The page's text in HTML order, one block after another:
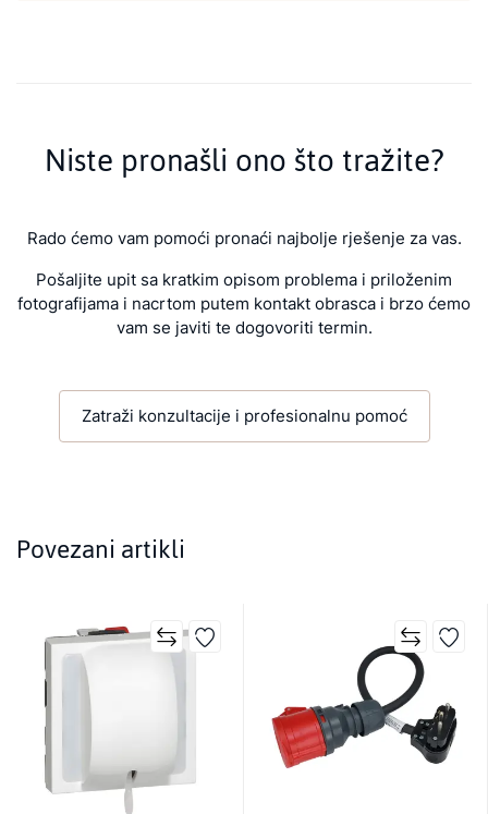
Niste pronašli ono što tražite?
Rado ćemo vam pomoći pronaći najbolje rješenje za vas.
Pošaljite upit sa kratkim opisom problema i priloženim
fotografijama i nacrtom putem kontakt obrasca i brzo ćemo
vam se javiti te dogovoriti termin.
Zatraži konzultacije i profesionalnu pomoć
Povezani artikli